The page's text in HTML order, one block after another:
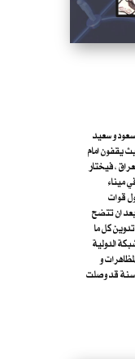
و سعيد
يقفون امام
، فيختار
ميناء
قوات
بعد ان تتضح
كل ما
الدولية
عام 2040 تكون المظاهرات و
سنة قد وصلت